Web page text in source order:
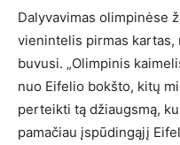
Dalyvavimas olimpinėse
vienintelis pirmas kartas,
buvusi. „Olimpinis
nuo Eifelio bokšto, kitų
perteikti tą džiaugsmą,
pamačiau įspūdingąjį